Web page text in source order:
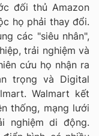
đối thủ Amazon
họ phải thay đổi.
các "siêu nhân",
trải nghiệm và
cứu họ nhận ra
trọng và Digital
Walmart kết
thống, mạng lưới
nghiệm di động.